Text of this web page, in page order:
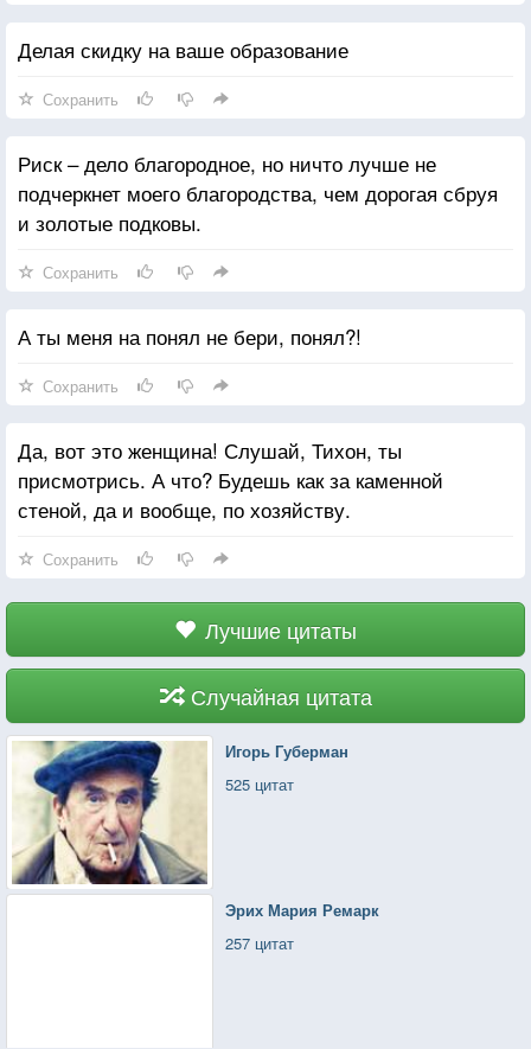
Делая скидку на ваше образование
Сохранить
Риск – дело благородное, но ничто лучше не
подчеркнет моего благородства, чем дорогая сбруя
и золотые подковы.
Сохранить
А ты меня на понял не бери, понял?!
Сохранить
Да, вот это женщина! Слушай, Тихон, ты
присмотрись. А что? Будешь как за каменной
стеной, да и вообще, по хозяйству.
Сохранить
Лучшие цитаты
Случайная цитата
Игорь Губерман
525 цитат
Эрих Мария Ремарк
257 цитат